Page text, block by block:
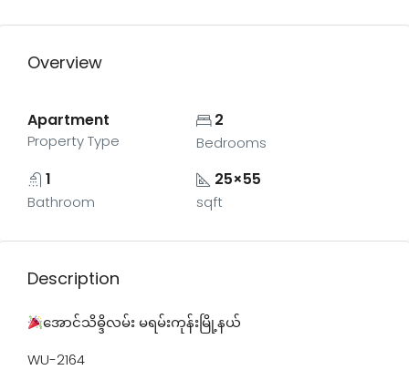
Overview
Apartment
Property Type
2
Bedrooms
1
Bathroom
25×55
sqft
Description
အောင်သိဓ္ဒိလမ်း မရမ်းကုန်းမြို့နယ်
WU-2164